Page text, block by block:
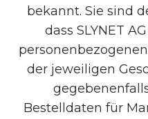
bekannt. Sie sind
dass SLYNET
der jeweiligen
Bestelldaten für